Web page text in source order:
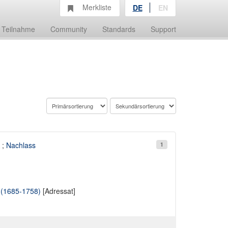
Teilnahme Community Standards Support
Merkliste DE EN
1
; Nachlass
1758) [Adressat]